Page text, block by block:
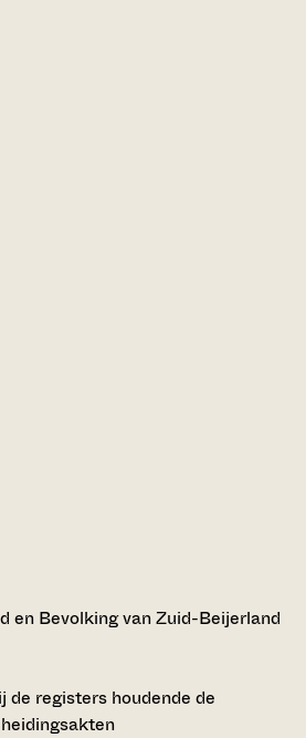
en Bevolking van Zuid-Beijerland
de registers houdende de